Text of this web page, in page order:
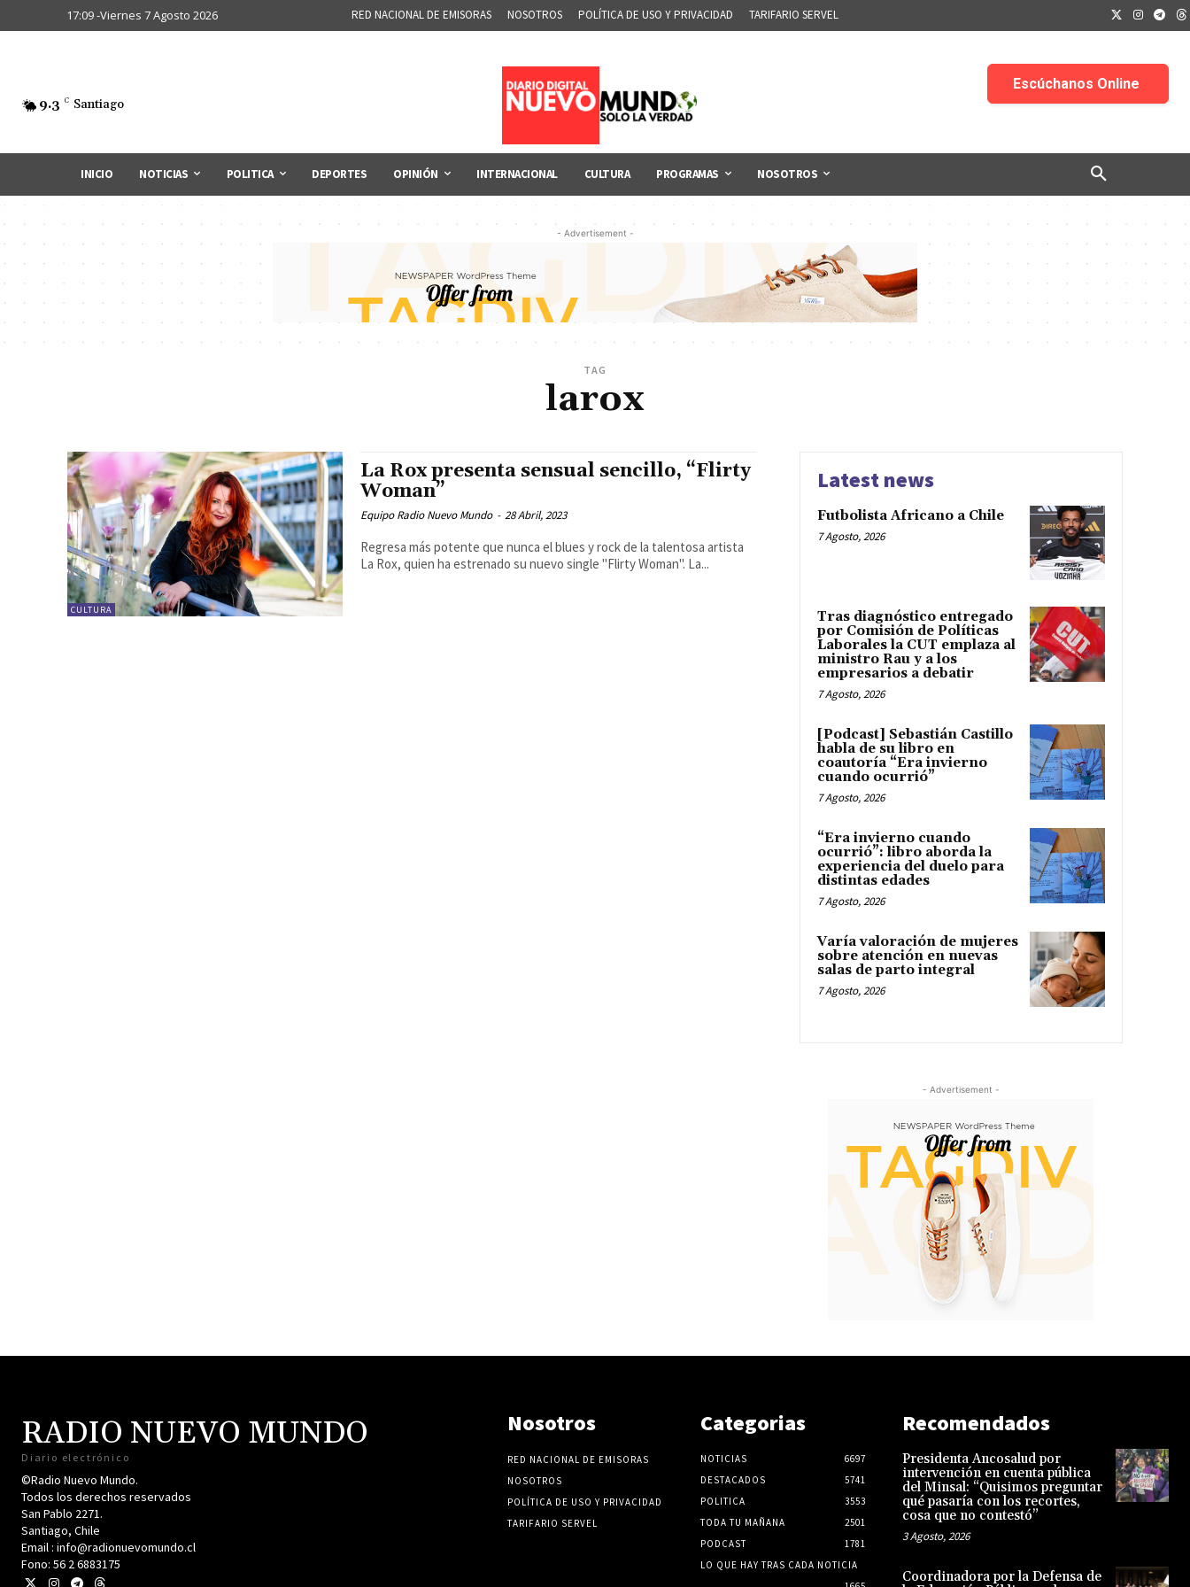
17:09 -Viernes 7 Agosto 2026 RED NACIONAL DE EMISORAS NOSOTROS POLÍTICA DE USO Y PRIVACIDAD TARIFARIO SERVEL
9.3 C Santiago
INICIO NOTICIAS POLITICA DEPORTES OPINIÓN INTERNACIONAL CULTURA PROGRAMAS NOSOTROS
- Advertisement -
TAG
larox
CULTURA
La Rox presenta sensual sencillo, “Flirty
Woman”
Equipo Radio Nuevo Mundo - 28 Abril, 2023
Regresa más potente que nunca el blues y rock de la talentosa artista
La Rox, quien ha estrenado su nuevo single "Flirty Woman". La...
Latest news
Futbolista Africano a Chile
7 Agosto, 2026
Tras diagnóstico entregado
por Comisión de Políticas
Laborales la CUT emplaza al
ministro Rau y a los
empresarios a debatir
7 Agosto, 2026
[Podcast] Sebastián Castillo
habla de su libro en
coautoría “Era invierno
cuando ocurrió”
7 Agosto, 2026
“Era invierno cuando
ocurrió”: libro aborda la
experiencia del duelo para
distintas edades
7 Agosto, 2026
Varía valoración de mujeres
sobre atención en nuevas
salas de parto integral
7 Agosto, 2026
- Advertisement -
RADIO NUEVO MUNDO
Diario electrónico
©Radio Nuevo Mundo.
Todos los derechos reservados
San Pablo 2271.
Santiago, Chile
Email : info@radionuevomundo.cl
Fono: 56 2 6883175
Nosotros
RED NACIONAL DE EMISORAS
NOSOTROS
POLÍTICA DE USO Y PRIVACIDAD
TARIFARIO SERVEL
Categorias
NOTICIAS
6697
DESTACADOS
5741
POLITICA
3553
TODA TU MAÑANA
2501
PODCAST
1781
LO QUE HAY TRAS CADA NOTICIA
Recomendados
Presidenta Ancosalud por
intervención en cuenta pública
del Minsal: “Quisimos preguntar
qué pasaría con los recortes,
cosa que no contestó”
3 Agosto, 2026
Coordinadora por la Defensa de